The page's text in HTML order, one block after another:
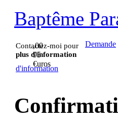
Baptême
Contactez-moi pour
plus d'information
Demande
d'information
,00
95
€uros